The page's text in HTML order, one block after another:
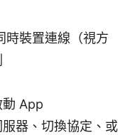
時裝置連線（視方
動 App
器、切換協定、或